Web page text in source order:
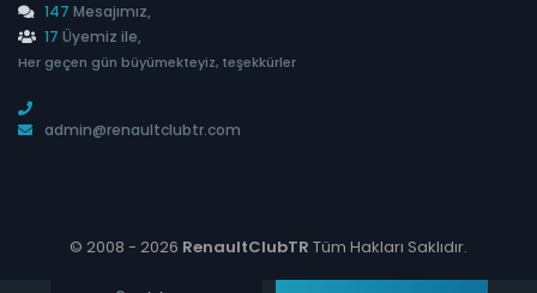
147 Mesajımız,
17 Üyemiz ile,
Her geçen gün büyümekteyiz, teşekkürler
admin@renaultclubtr.com
© 2008 - 2026 RenaultClubTR Tüm Hakları Saklıdır.